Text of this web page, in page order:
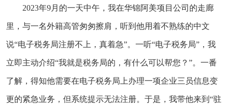
2023年9月的一天中午，我在华锦阿美项目公司的走廊
里，与一名外籍高管匆匆擦肩，听到他用着不熟练的中文
说“电子税务局注册不上，真着急”。一听“电子税务局”，我
立即主动介绍“我就是税务局的，有什么可以帮您？”。一番
了解，得知他需要在电子税务局上办理一项企业三员信息变
更的紧急业务，但系统提示无法注册。于是，我带他来到“驻